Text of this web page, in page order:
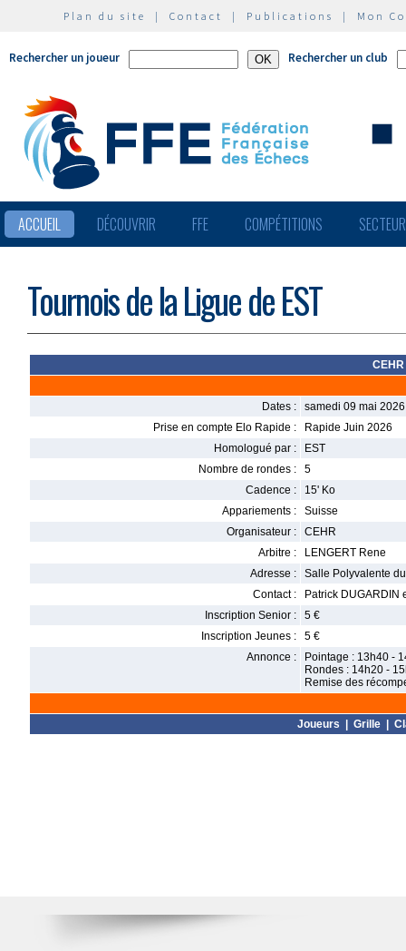
Plan du site | Contact | Publications | Mon
Rechercher un joueur Rechercher un club
ACCUEIL DÉCOUVRIR FFE COMPÉTITIONS
Tournois de la Ligue de EST
Dates :
samedi 09 mai
Prise en compte Elo Rapide :
Rapide Juin 2026
Homologué par :
EST
Nombre de rondes :
5
Cadence :
15' Ko
Appariements :
Suisse
Organisateur :
CEHR
Arbitre :
LENGERT Rene
Adresse :
Salle Polyvalente
Contact :
Patrick DUGARDIN
Inscription Senior :
5 €
Inscription Jeunes :
5 €
Annonce :
Pointage : 13h40 -
Rondes : 14h20 -
Remise des
Joueurs Grille|